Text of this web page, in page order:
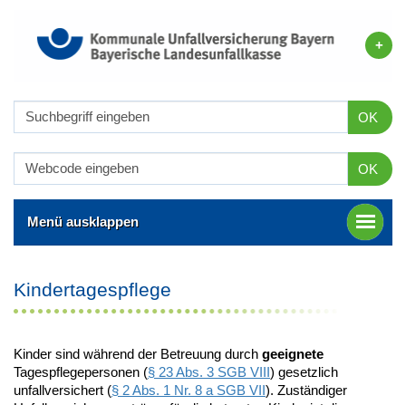
OK
OK
Menü ausklappen
Kindertagespflege
Kinder sind während der Betreuung durch geeignete
Tagespflegepersonen (§ 23 Abs. 3 SGB VIII) gesetzlich
unfallversichert (§ 2 Abs. 1 Nr. 8 a SGB VII). Zuständiger